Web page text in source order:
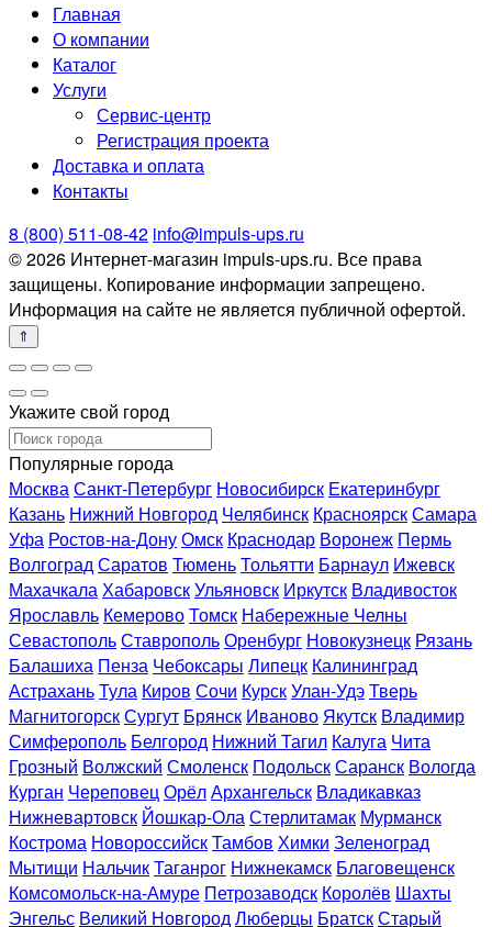
Главная
О компании
Каталог
Услуги
Сервис-центр
Регистрация проекта
Доставка и оплата
Контакты
8 (800) 511-08-42 info@impuls-ups.ru
© 2026 Интернет-магазин impuls-ups.ru. Все права
защищены. Копирование информации запрещено.
Информация на сайте не является публичной офертой.
Укажите свой город
Популярные города
МоскваСанкт-Петербург Новосибирск Екатеринбург
Казань Нижний Новгород Челябинск КрасноярскСамара
Уфа Ростов-на-ДонуОмск Краснодар Воронеж Пермь
ВолгоградСаратов ТюменьТольятти Барнаул Ижевск
МахачкалаХабаровскУльяновск Иркутск Владивосток
Ярославль КемеровоТомск Набережные Челны
СевастопольСтавропольОренбург Новокузнецк Рязань
Балашиха Пенза Чебоксары Липецк Калининград
АстраханьТула Киров Сочи КурскУлан-УдэТверь
МагнитогорскСургут Брянск Иваново Якутск Владимир
Симферополь Белгород Нижний Тагил Калуга Чита
Грозный Волжский Смоленск ПодольскСаранск Вологда
Курган ЧереповецОрёлАрхангельск Владикавказ
Нижневартовск Йошкар-ОлаСтерлитамак Мурманск
Кострома НовороссийскТамбов Химки Зеленоград
Мытищи НальчикТаганрог Нижнекамск Благовещенск
Комсомольск-на-Амуре Петрозаводск Королёв Шахты
Энгельс Великий НовгородЛюберцы БратскСтарый